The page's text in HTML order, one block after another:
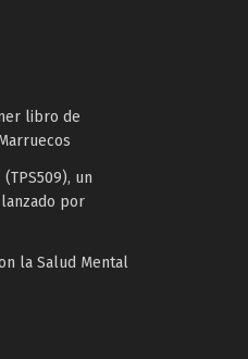
libro de
un
por
la Salud Mental